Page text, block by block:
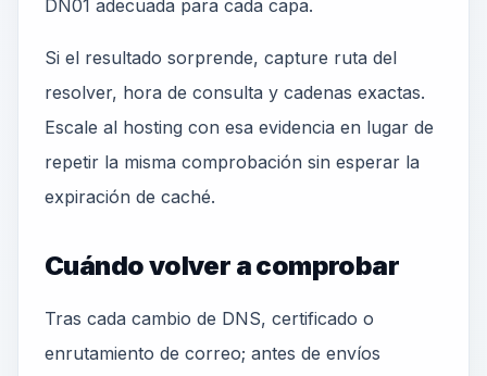
DN01 adecuada para cada capa.
Si el resultado sorprende, capture ruta del
resolver, hora de consulta y cadenas exactas.
Escale al hosting con esa evidencia en lugar de
repetir la misma comprobación sin esperar la
expiración de caché.
Cuándo volver a comprobar
Tras cada cambio de DNS, certificado o
enrutamiento de correo; antes de envíos